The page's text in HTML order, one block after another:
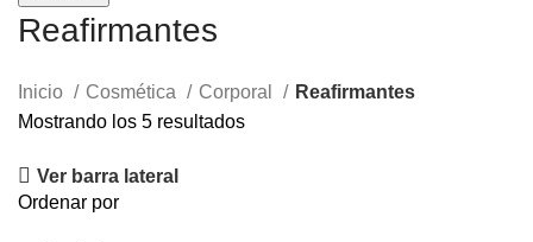
Reafirmantes
Inicio Cosmética Corporal
Reafirmantes
Mostrando los 5 resultados
Ver barra lateral
Ordenar por